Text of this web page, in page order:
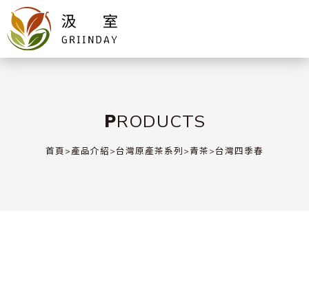
PRODUCTS
首頁>產品介紹>台灣原產茶系列>青茶>台灣四季春